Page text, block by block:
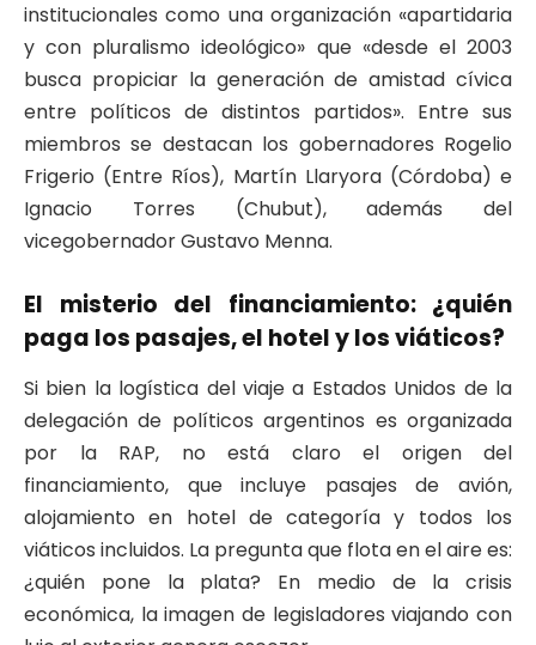
institucionales como una organización «apartidaria
y con pluralismo ideológico» que «desde el 2003
busca propiciar la generación de amistad cívica
entre políticos de distintos partidos». Entre sus
miembros se destacan los gobernadores Rogelio
Frigerio (Entre Ríos), Martín Llaryora (Córdoba) e
Ignacio Torres (Chubut), además del
vicegobernador Gustavo Menna.
El misterio del financiamiento: ¿quién
paga los pasajes, el hotel y los viáticos?
Si bien la logística del viaje a Estados Unidos de la
delegación de políticos argentinos es organizada
por la RAP, no está claro el origen del
financiamiento, que incluye pasajes de avión,
alojamiento en hotel de categoría y todos los
viáticos incluidos. La pregunta que flota en el aire es:
¿quién pone la plata? En medio de la crisis
económica, la imagen de legisladores viajando con